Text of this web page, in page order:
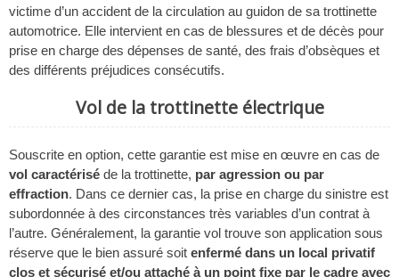
victime d’un accident de la circulation au guidon de sa trottinette
automotrice. Elle intervient en cas de blessures et de décès pour
prise en charge des dépenses de santé, des frais d’obsèques et
des différents préjudices consécutifs.
Vol de la trottinette électrique
Souscrite en option, cette garantie est mise en œuvre en cas de
vol caractérisé de la trottinette, par agression ou par
effraction. Dans ce dernier cas, la prise en charge du sinistre est
subordonnée à des circonstances très variables d’un contrat à
l’autre. Généralement, la garantie vol trouve son application sous
réserve que le bien assuré soit enfermé dans un local privatif
clos et sécurisé et/ou attaché à un point fixe par le cadre avec